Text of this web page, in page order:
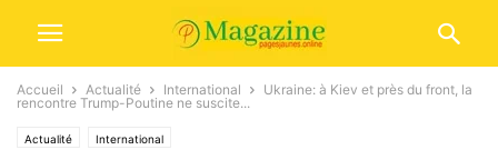
Accueil Actualité International
Ukraine: à Kiev et près du front, la
rencontre Trump-Poutine ne suscite...
Actualité International